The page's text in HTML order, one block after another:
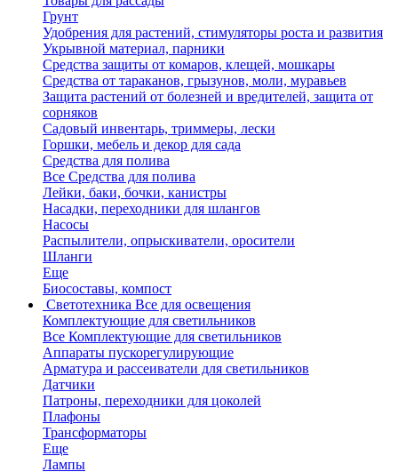
Грунт
Удобрения для растений, стимуляторы роста и развития
Укрывной материал, парники
Средства защиты от комаров, клещей, мошкары
Средства от тараканов, грызунов, моли, муравьев
Защита растений от болезней и вредителей, защита от
сорняков
Садовый инвентарь, триммеры, лески
Горшки, мебель и декор для сада
Средства для полива
Все Средства для полива
Лейки, баки, бочки, канистры
Насадки, переходники для шлангов
Насосы
Распылители, опрыскиватели, оросители
Шланги
Еще
Биосоставы, компост
Светотехника Все для освещения
Комплектующие для светильников
Все Комплектующие для светильников
Аппараты пускорегулирующие
Арматура и рассеиватели для светильников
Датчики
Патроны, переходники для цоколей
Плафоны
Трансформаторы
Еще
Лампы